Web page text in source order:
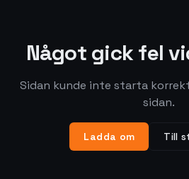
Något gick fel
Sidan kunde inte starta
sidan.
Ladda om Till